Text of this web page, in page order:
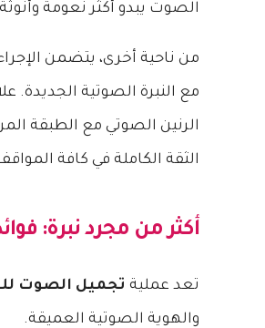
الصوت يبدو أكثر نعومة
من ناحية أخرى، يتضمن
مع النبرة الصوتية الجديدة.
الرنين الصوتي مع الطبقة
الثقة الكاملة في كافة
أكثر من مجرد نبرة:
تعد عملية تجميل الصوت
والهوية الصوتية العميقة.